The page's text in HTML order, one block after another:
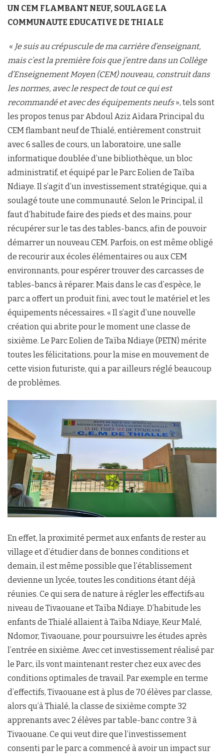
UN CEM FLAMBANT NEUF, SOULAGE LA
COMMUNAUTE EDUCATIVE DE THIALE
« Je suis au crépuscule de ma carrière d’enseignant,
mais c’est la première fois que j’entre dans un Collège
d’Enseignement Moyen (CEM) nouveau, construit dans
les normes, avec le respect de tout ce qui est
recommandé et avec des équipements neufs», tels sont
les propos tenus par Abdoul Aziz Aïdara Principal du
CEM flambant neuf de Thialé, entièrement construit
avec 6 salles de cours, un laboratoire, une salle
informatique doublée d’une bibliothèque, un bloc
administratif, et équipé par le Parc Eolien de Taïba
Ndiaye. Il s’agit d’un investissement stratégique, qui a
soulagé toute une communauté. Selon le Principal, il
faut d’habitude faire des pieds et des mains, pour
récupérer sur le tas des tables-bancs, afin de pouvoir
démarrer un nouveau CEM. Parfois, on est même obligé
de recourir aux écoles élémentaires ou aux CEM
environnants, pour espérer trouver des carcasses de
tables-bancs à réparer. Mais dans le cas d’espèce, le
parc a offert un produit fini, avec tout le matériel et les
équipements nécessaires. « Il s’agit d’une nouvelle
création qui abrite pour le moment une classe de
sixième. Le Parc Eolien de Taïba Ndiaye (PETN) mérite
toutes les félicitations, pour la mise en mouvement de
cette vision futuriste, qui a par ailleurs réglé beaucoup
de problèmes.
En effet, la proximité permet aux enfants de rester au
village et d’étudier dans de bonnes conditions et
demain, il est même possible que l’établissement
devienne un lycée, toutes les conditions étant déjà
réunies. Ce qui sera de nature à régler les effectifs au
niveau de Tivaouane et Taïba Ndiaye. D’habitude les
enfants de Thialé allaient à Taïba Ndiaye, Keur Malé,
Ndomor, Tivaouane, pour poursuivre les études après
l’entrée en sixième. Avec cet investissement réalisé par
le Parc, ils vont maintenant rester chez eux avec des
conditions optimales de travail. Par exemple en terme
d’effectifs, Tivaouane est à plus de 70 élèves par classe,
alors qu’à Thialé, la classe de sixième compte 32
apprenants avec 2 élèves par table-banc contre 3 à
Tivaouane. Ce qui veut dire que l’investissement
consenti par le parc a commencé à avoir un impact sur